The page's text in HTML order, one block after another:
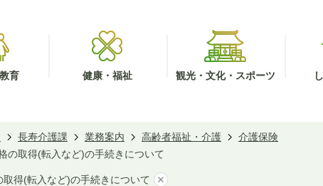
育 健康・福祉 観光・文化・スポーツ
長寿介護課 業務案内 高齢者福祉・介護
介護保険
の取得(転入など)の手続きについて
得(転入など)の手続きについて